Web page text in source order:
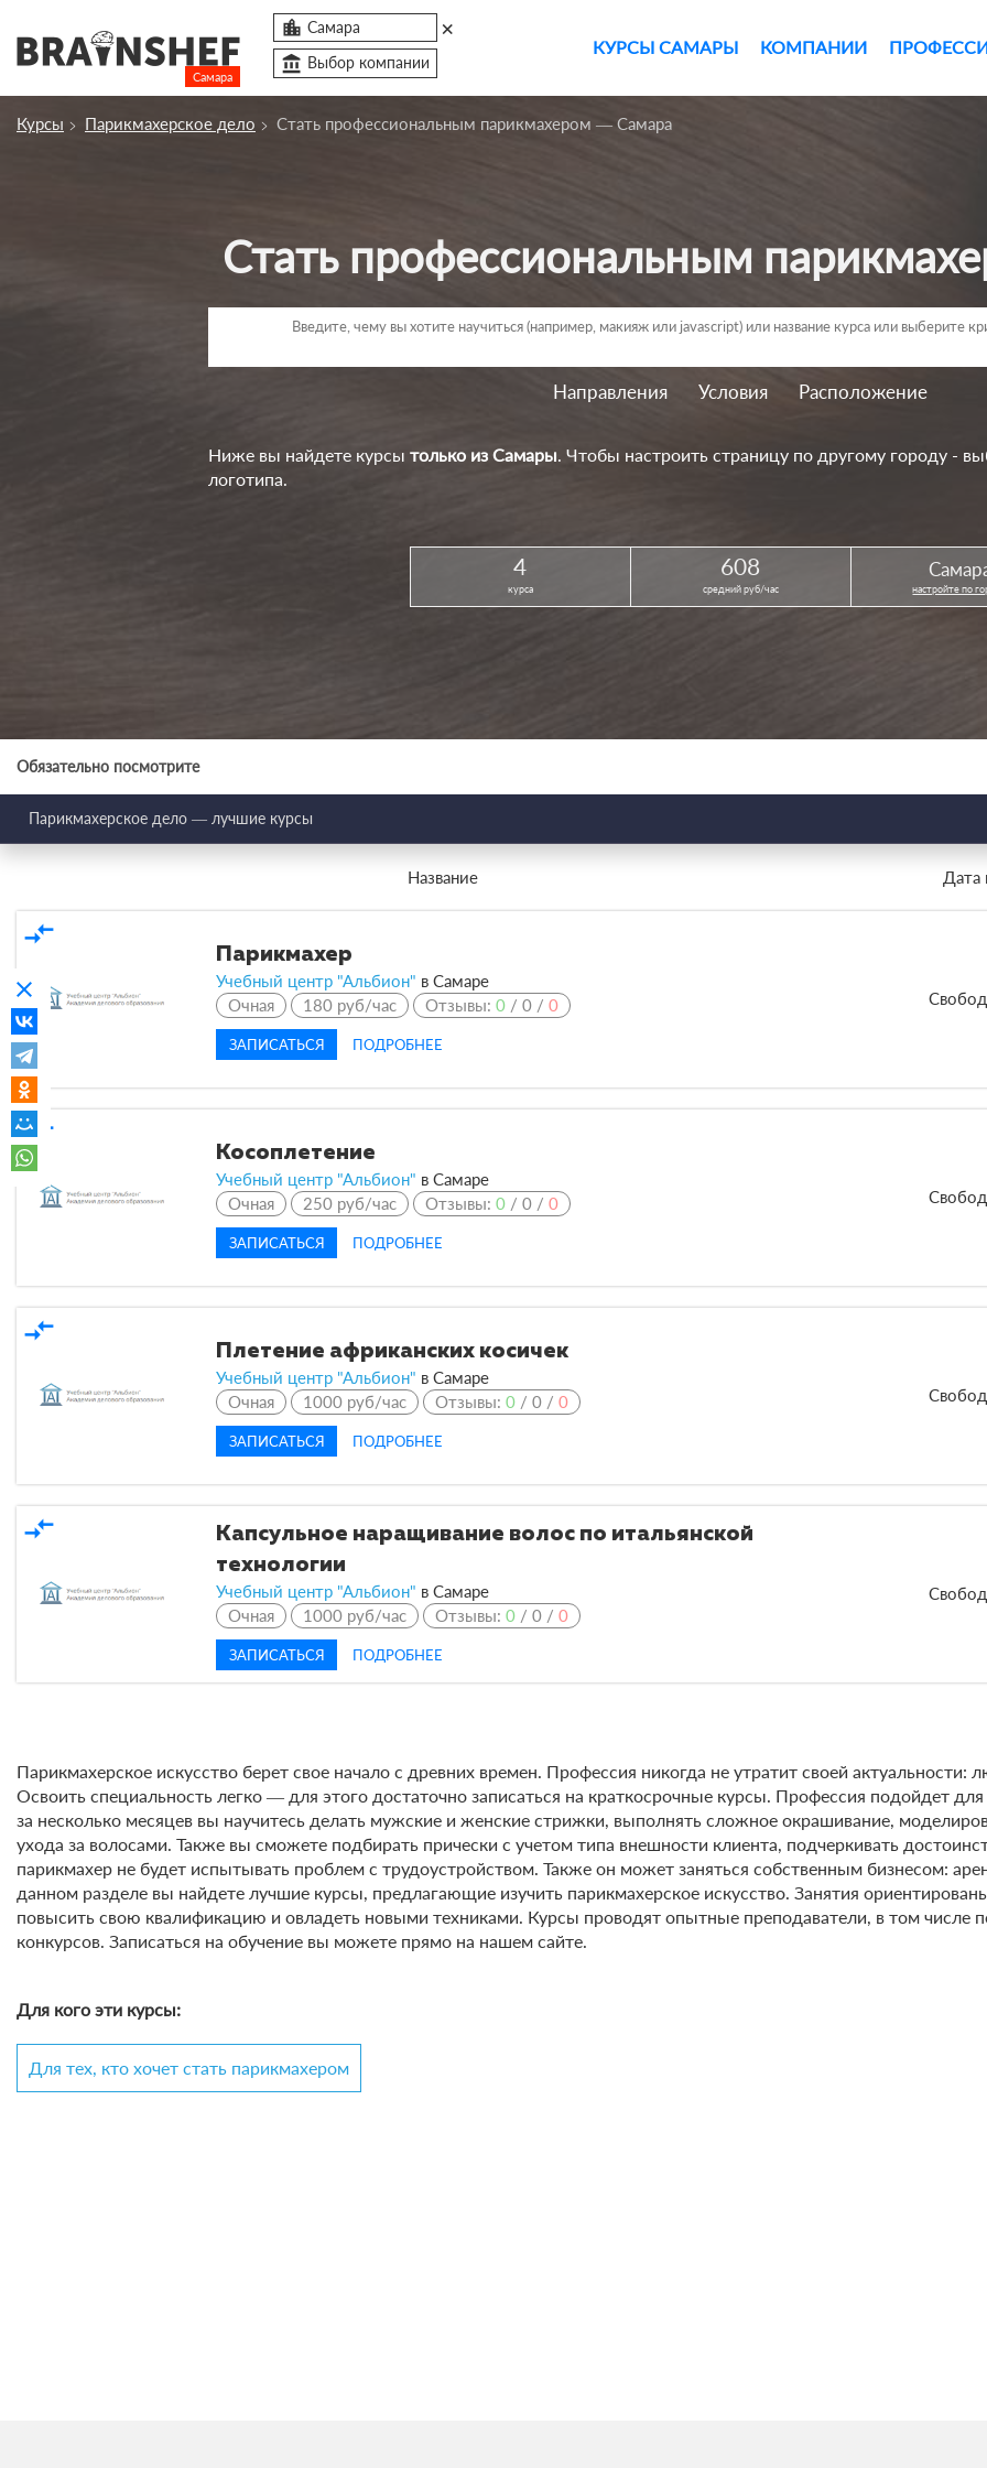
Самара
 Самара ×
account_balance Выбор компании
КУРСЫ САМАРЫ КОМПАНИИ
clear
Курсы Парикмахерское дело Стать профессиональным парикмахером — Самара
Стать профессиональным
Направления Условия Расположение
Ниже вы найдете курсытолько из Самары. Чтобы настроить страницу по другому городу -
логотипа.
4
курса
608
средний руб/час настройте по
Название Дата
compare_arrows
Парикмахер
Учебный центр "Альбион" в Самаре
Очная
180 руб/час Отзывы: 0 / 0 / 0
ЗАПИСАТЬСЯ ПОДРОБНЕЕ
compare_arrows
Косоплетение
Учебный центр "Альбион" в Самаре
Очная
250 руб/час Отзывы: 0 / 0 / 0
ЗАПИСАТЬСЯ ПОДРОБНЕЕ
compare_arrows
Плетение африканских косичек
Учебный центр "Альбион" в Самаре
Очная
1000 руб/час Отзывы: 0 / 0 / 0
ЗАПИСАТЬСЯ ПОДРОБНЕЕ
compare_arrows
Капсульное наращивание волос по итальянской
технологии
Учебный центр "Альбион" в Самаре
Очная
1000 руб/час Отзывы: 0 / 0 / 0
ЗАПИСАТЬСЯ ПОДРОБНЕЕ
Парикмахерское искусство берет свое начало с древних времен. Профессия никогда не утратит своей
Освоить специальность легко ― для этого достаточно записаться на краткосрочные курсы. Профессия подойдет для
за несколько месяцев вы научитесь делать мужские и женские стрижки, выполнять сложное окрашивание,
ухода за волосами. Также вы сможете подбирать прически с учетом типа внешности клиента, подчеркивать
парикмахер не будет испытывать проблем с трудоустройством. Также он может заняться собственным бизнесом:
данном разделе вы найдете лучшие курсы, предлагающие изучить парикмахерское искусство. Занятия
повысить свою квалификацию и овладеть новыми техниками. Курсы проводят опытные преподаватели, в том
конкурсов. Записаться на обучение вы можете прямо на нашем сайте.
Для кого эти курсы:
Для тех, кто хочет стать парикмахером
Обязательно посмотрите
Парикмахерское дело — лучшие курсы